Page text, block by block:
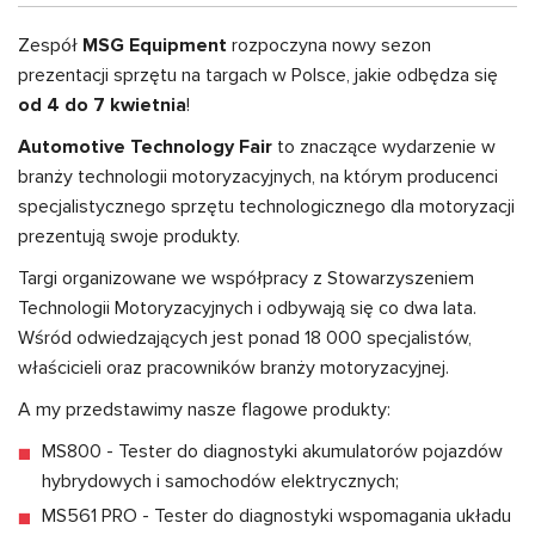
Zespół MSG Equipment rozpoczyna nowy sezon
prezentacji sprzętu na targach w Polsce, jakie odbędza się
od 4 do 7 kwietnia!
Automotive Technology Fair to znaczące wydarzenie w
branży technologii motoryzacyjnych, na którym producenci
specjalistycznego sprzętu technologicznego dla motoryzacji
prezentują swoje produkty.
Targi organizowane we współpracy z Stowarzyszeniem
Technologii Motoryzacyjnych i odbywają się co dwa lata.
Wśród odwiedzających jest ponad 18 000 specjalistów,
właścicieli oraz pracowników branży motoryzacyjnej.
A my przedstawimy nasze flagowe produkty:
MS800 - Tester do diagnostyki akumulatorów pojazdów
hybrydowych i samochodów elektrycznych;
MS561 PRO - Tester do diagnostyki wspomagania układu